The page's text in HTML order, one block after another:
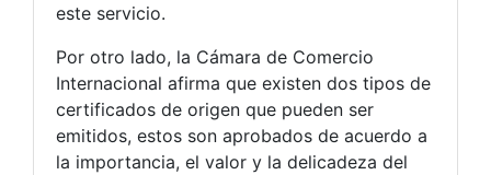
este servicio.
Por otro lado, la Cámara de Comercio
Internacional afirma que existen dos tipos de
certificados de origen que pueden ser
emitidos, estos son aprobados de acuerdo a
la importancia, el valor y la delicadeza del